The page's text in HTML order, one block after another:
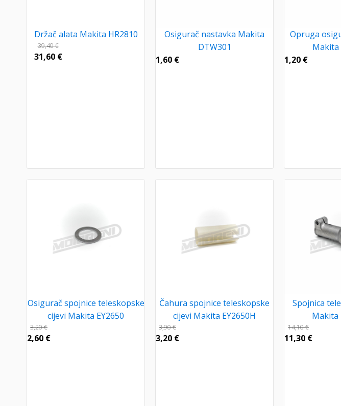
Držač alata Makita HR2810
39,40€
31,60 €
Osigurač nastavka Makita
DTW301
1,60 €
Opruga
Makita
1,20 €
Osigurač spojnice teleskopske
cijevi Makita EY2650
3,20€
2,60 €
Čahura spojnice teleskopske
cijevi Makita EY2650H
3,90€
3,20 €
Spojnica
Makita
14,10€
11,30 €